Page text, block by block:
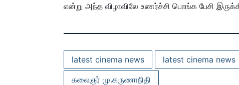
என்று அந்த விழாவிலே உணர்ச்சி பொங்க பேசி
latest cinema news latest cinema news
கலைஞர் மு.கருணாநிதி